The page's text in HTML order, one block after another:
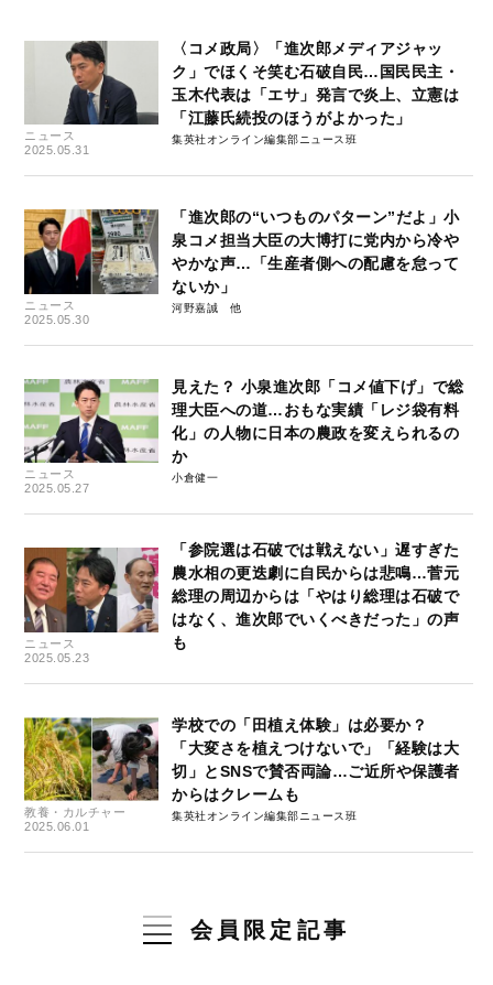
ニュース
2025.05.31
〈コメ政局〉「進次郎メディアジャッ
ク」でほくそ笑む石破自民…国民民主・
玉木代表は「エサ」発言で炎上、立憲は
「江藤氏続投のほうがよかった」
集英社オンライン編集部ニュース班
ニュース
2025.05.30
「進次郎の“いつものパターン”だよ」小
泉コメ担当大臣の大博打に党内から冷や
やかな声…「生産者側への配慮を怠って
ないか」
河野嘉誠
ニュース
2025.05.27
見えた？ 小泉進次郎「コメ値下げ」で総
理大臣への道…おもな実績「レジ袋有料
化」の人物に日本の農政を変えられるの
か
小倉健一
ニュース
2025.05.23
「参院選は石破では戦えない」遅すぎた
農水相の更迭劇に自民からは悲鳴…菅元
総理の周辺からは「やはり総理は石破で
はなく、進次郎でいくべきだった」の声
も
教養・カルチャー
2025.06.01
学校での「田植え体験」は必要か？
「大変さを植えつけないで」「経験は大
切」とSNSで賛否両論…ご近所や保護者
からはクレームも
集英社オンライン編集部ニュース班
会員限定記事